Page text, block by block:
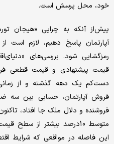
خود، محل پرسش است.
پیش‌از آنکه به چرایی «هیجان
رمزگشایی شود. بررسی‌های
قیمت پیشنهادی و قیمت
دست‌کم یک دهه گذشته و از
فروش آپارتمان، حسابی بین سه
فروشنده و دلال ملک جا افتاد،
متوسط 10درصد بیشتر از
این فاصله در مواقعی که شرایط